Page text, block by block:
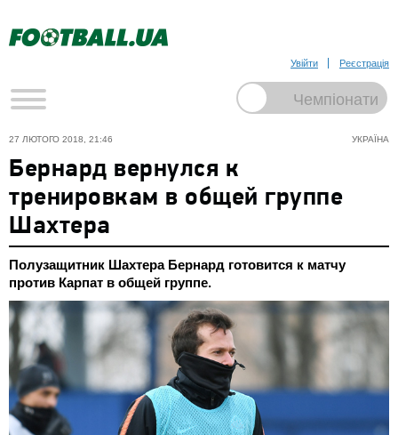
Увійти Реєстрація
УКРАЇНА
27 ЛЮТОГО 2018, 21:46
Бернард вернулся к
тренировкам в общей группе
Шахтера
Полузащитник Шахтера Бернард готовится к матчу
против Карпат в общей группе.